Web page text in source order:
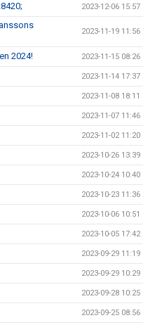
2023-12-06 15:57
2023-11-19 11:56
2024! 2023-11-15 08:26
2023-11-14 17:37
2023-11-08 18:11
2023-11-07 11:46
2023-11-02 11:20
2023-10-26 13:39
2023-10-24 10:40
2023-10-23 11:36
2023-10-06 10:51
2023-10-05 17:42
2023-09-29 11:19
2023-09-29 10:29
2023-09-28 10:25
2023-09-25 08:56